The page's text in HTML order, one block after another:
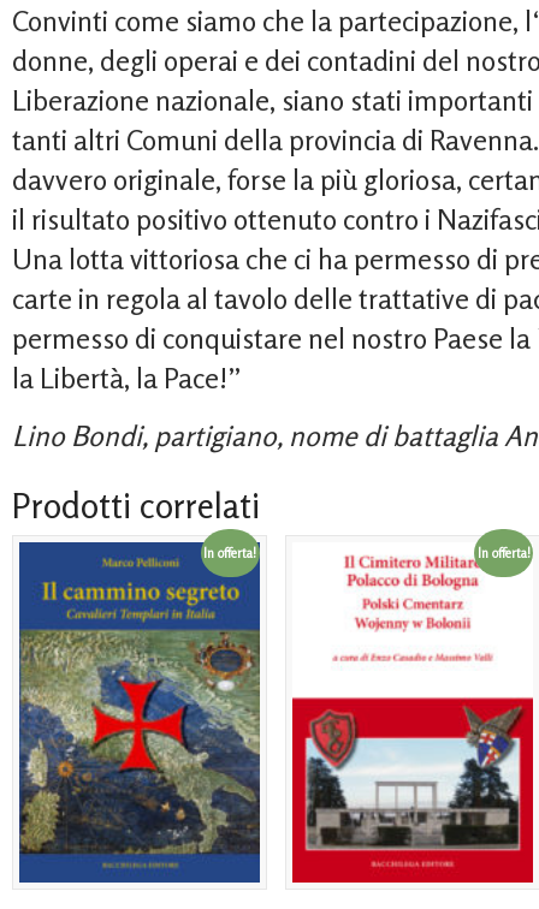
Convinti come siamo che la partecipazione,
donne, degli operai e dei contadini del
Liberazione nazionale, siano stati
tanti altri Comuni della provincia di
davvero originale, forse la più gloriosa,
il risultato positivo ottenuto contro i
Una lotta vittoriosa che ci ha permesso di
carte in regola al tavolo delle trattative di
permesso di conquistare nel nostro Paese
la Libertà, la Pace!”
Lino Bondi, partigiano, nome di battaglia
Prodotti correlati
In offerta! In offerta!